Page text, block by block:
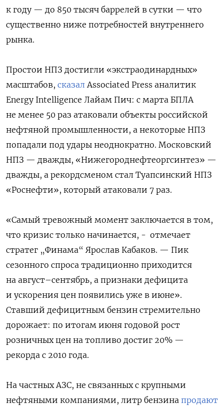
к году — до 850 тысяч баррелей в сутки — что
существенно ниже потребностей внутреннего
рынка.
Простои НПЗ достигли «экстраодинардных»
масштабов, сказал Associated Press аналитик
Energy Intelligence Лайам Пич: с марта БПЛА
не менее 50 раз атаковали объекты российской
нефтяной промышленности, а некоторые НПЗ
попадали под удары неоднократно. Московский
НПЗ — дважды, «Нижегороднефтеоргсинтез» —
дважды, а рекордсменом стал Туапсинский НПЗ
«Роснефти», который атаковали 7 раз.
«Самый тревожный момент заключается в том,
что кризис только начинается, - отмечает
стратег „Финама“ Ярослав Кабаков. — Пик
сезонного спроса традиционно приходится
на август–сентябрь, а признаки дефицита
и ускорения цен появились уже в июне».
Ставший дефицитным бензин стремительно
дорожает: по итогам июня годовой рост
розничных цен на топливо достиг 20% —
рекорда с 2010 года.
На частных АЗС, не связанных с крупными
нефтяными компаниями, литр бензина продают